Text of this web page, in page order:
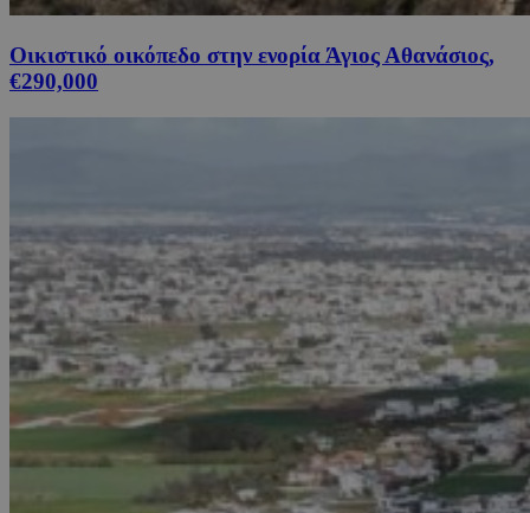
Οικιστικό οικόπεδο στην ενορία Άγιος Αθανάσιος,
€290,000